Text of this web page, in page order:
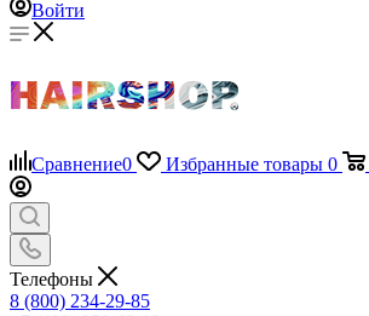
Войти
Сравнение0 Избранные товары 0
Телефоны
8 (800) 234-29-85